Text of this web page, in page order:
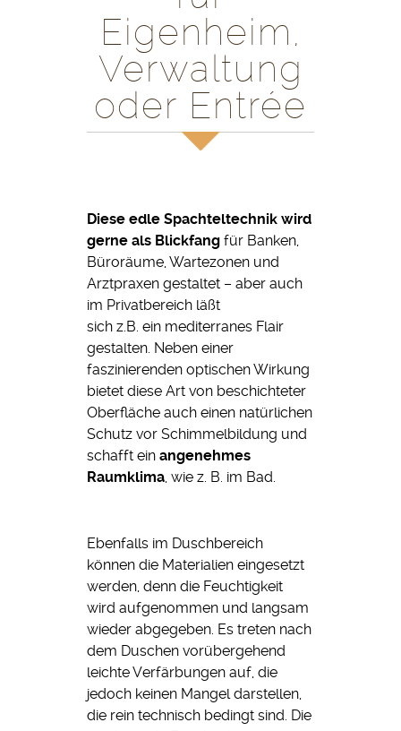
Eigenheim,
Verwaltung
oder Entrée
Diese edle Spachteltechnik wird
gerne als Blickfangfür Banken,
Büroräume, Wartezonen und
Arztpraxen gestaltet – aber auch
im Privatbereich läßt
sich z.B. ein mediterranes Flair
gestalten. Neben einer
faszinierenden optischen Wirkung
bietet diese Art von beschichteter
Oberfläche auch einen natürlichen
Schutz vor Schimmelbildung und
schafft ein angenehmes
Raumklima, wie z. B. im Bad.
Ebenfalls im Duschbereich
können die Materialien eingesetzt
werden, denn die Feuchtigkeit
wird aufgenommen und langsam
wieder abgegeben. Es treten nach
dem Duschen vorübergehend
leichte Verfärbungen auf, die
jedoch keinen Mangel darstellen,
die rein technisch bedingt sind. Die